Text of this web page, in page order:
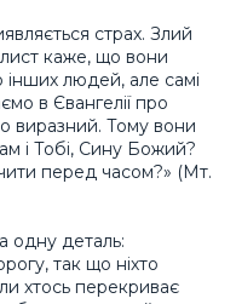
страх. Злий
каже, що вони
людей, але самі
в Євангелії про
виразний. Тому вони
і Тобі, Сину Божий?
перед часом?» (Мт.
одну деталь:
так що ніхто
хтось перекриває